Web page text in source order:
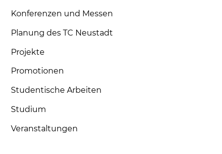
Konferenzen und Messen
Planung des TC Neustadt
Projekte
Promotionen
Studentische Arbeiten
Studium
Veranstaltungen